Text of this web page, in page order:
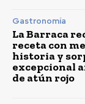
Gastronomía
La Barraca
receta con
historia y
excepcional
de atún rojo